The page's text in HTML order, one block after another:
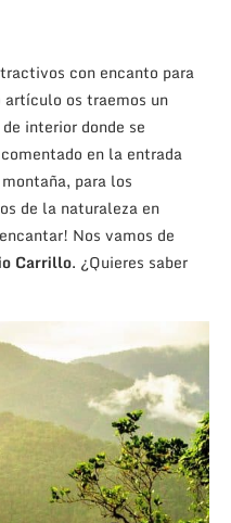
con encanto para
os traemos un
interior donde se
en la entrada
para los
de la naturaleza en
Nos vamos de
Carrillo. ¿Quieres saber